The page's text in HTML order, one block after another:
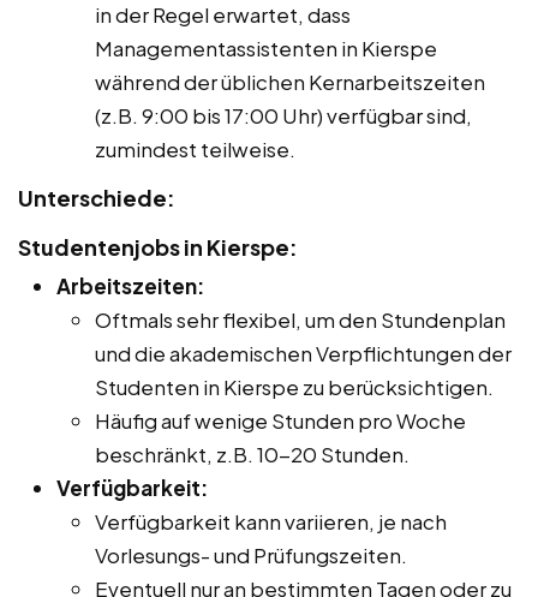
in der Regel erwartet, dass
Managementassistenten in Kierspe
während der üblichen Kernarbeitszeiten
(z.B. 9:00 bis 17:00 Uhr) verfügbar sind,
zumindest teilweise.
Unterschiede:
Studentenjobs in Kierspe:
Arbeitszeiten:
Oftmals sehr flexibel, um den Stundenplan
und die akademischen Verpflichtungen der
Studenten in Kierspe zu berücksichtigen.
Häufig auf wenige Stunden pro Woche
beschränkt, z.B. 10-20 Stunden.
Verfügbarkeit:
Verfügbarkeit kann variieren, je nach
Vorlesungs- und Prüfungszeiten.
Eventuell nur an bestimmten Tagen oder zu